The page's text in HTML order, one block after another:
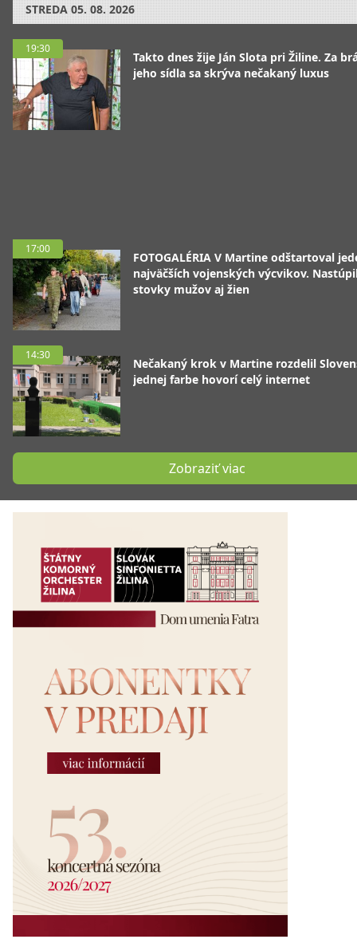
STREDA 05. 08. 2026
19:30
Takto dnes žije Ján Slota pri Žiline. Za
jeho sídla sa skrýva nečakaný luxus
17:00
FOTOGALÉRIA V Martine odštartoval
najväčších vojenských výcvikov.
stovky mužov aj žien
14:30
Nečakaný krok v Martine rozdelil
jednej farbe hovorí celý internet
Zobraziť viac